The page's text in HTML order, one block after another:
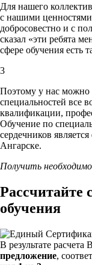
Для нашего
с нашими
добросовестно и с
сказал «эти ребята
сфере обучения есть
3
Поэтому у нас можно
специальностей все
квалификации,
Обучение по
сердечников
Ангарске.
Получить
Рассчитайте
обучения
В результате расчета
предложение,